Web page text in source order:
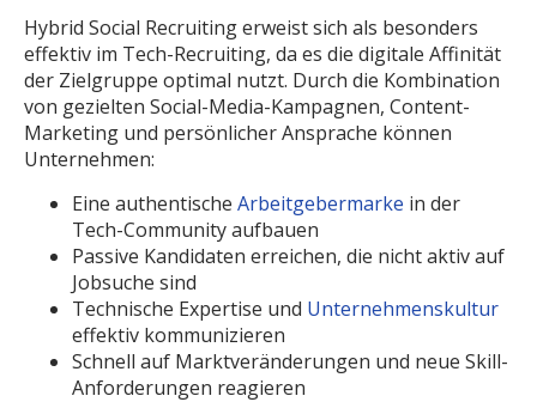
Hybrid Social Recruiting erweist sich als besonders
effektiv im Tech-Recruiting, da es die digitale Affinität
der Zielgruppe optimal nutzt. Durch die Kombination
von gezielten Social-Media-Kampagnen, Content-
Marketing und persönlicher Ansprache können
Unternehmen:
Eine authentische Arbeitgebermarke in der
Tech-Community aufbauen
Passive Kandidaten erreichen, die nicht aktiv auf
Jobsuche sind
Technische Expertise und Unternehmenskultur
effektiv kommunizieren
Schnell auf Marktveränderungen und neue Skill-
Anforderungen reagieren